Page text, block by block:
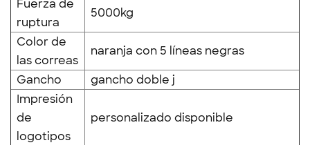
Fuerza de
ruptura
5000kg
Color de
las correas
naranja con 5 líneas negras
Gancho
gancho doble j
Impresión
de
logotipos
personalizado disponible